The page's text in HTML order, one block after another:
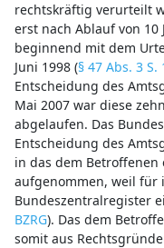
rechtskräftig verurteilt
erst nach Ablauf von
beginnend mit dem
Juni 1998 (§ 47 Abs. 3 S.
Entscheidung des
Mai 2007 war diese
abgelaufen. Das
Entscheidung des
in das dem
aufgenommen, weil für
Bundeszentralregister
BZRG). Das dem
somit aus